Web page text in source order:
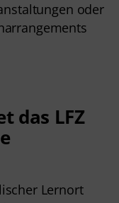
oder
das LFZ
Lernort